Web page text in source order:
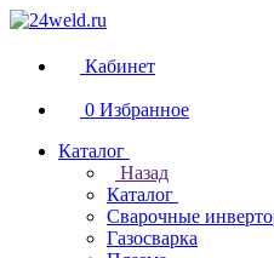
Кабинет
0 Избранное
Каталог
Назад
Каталог
Сварочные
Газосварка